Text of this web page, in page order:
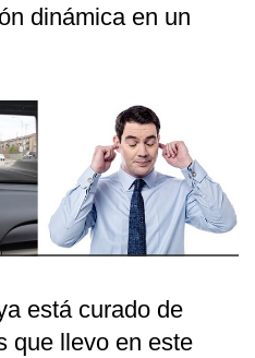
dinámica en un
está curado de
que llevo en este